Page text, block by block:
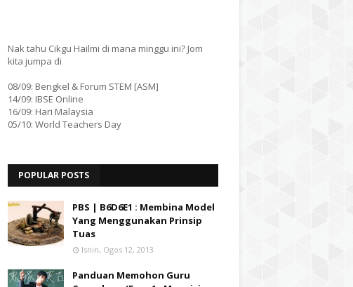
Nak tahu Cikgu Hailmi di mana minggu ini? Jom
kita jumpa di
08/09: Bengkel & Forum STEM [ASM]
14/09: IBSE Online
16/09: Hari Malaysia
05/10: World Teachers Day
POPULAR POSTS
PBS | B6D6E1 : Membina Model
Yang Menggunakan Prinsip
Tuas
Isnin, Ogos 12, 2013
Panduan Memohon Guru